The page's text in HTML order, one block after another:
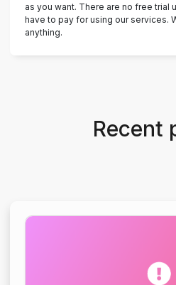
as you want. There are no free trial
have to pay for using our services.
anything.
Recent